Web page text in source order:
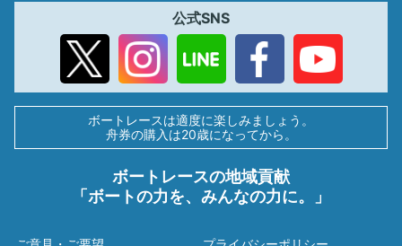
公式SNS
ボートレースは適度に楽しみましょう。
舟券の購入は20歳になってから。
ボートレースの地域貢献
「ボートの力を、みんなの力に。」